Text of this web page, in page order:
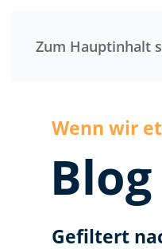
Zum Hauptinhalt
Wenn wir
Blog
Gefiltert